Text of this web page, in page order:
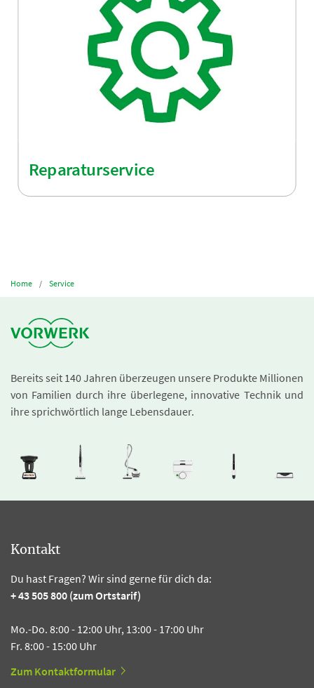
Reparaturservice
Home Service
Bereits seit 140 Jahren überzeugen unsere Produkte Millionen
von Familien durch ihre überlegene, innovative Technik und
ihre sprichwörtlich lange Lebensdauer.
Kontakt
Du hast Fragen? Wir sind gerne für dich da:
+ 43 505 800 (zum Ortstarif)
Mo.-Do. 8:00 - 12:00 Uhr, 13:00 - 17:00 Uhr
Fr. 8:00 - 15:00 Uhr
Zum Kontaktformular